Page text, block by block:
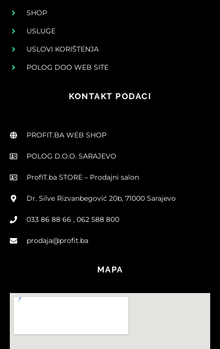
SHOP
USLUGE
USLOVI KORIŠTENJA
POLOG DOO WEB SITE
KONTAKT PODACI
PROFIT.BA WEB SHOP
POLOG D.O.O. SARAJEVO
ProfIT.ba STORE – Prodajni salon
Dr. Silve Rizvanbegović 20b, 71000 Sarajevo
033 86 88 66 , 062 588 800
prodaja@profit.ba
MAPA